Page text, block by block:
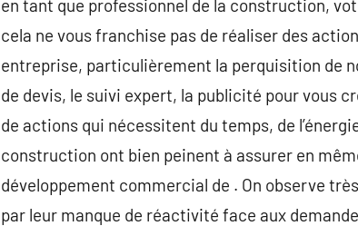
en tant que professionnel de la construction,
cela ne vous franchise pas de réaliser des
entreprise, particulièrement la perquisition de
de devis, le suivi expert, la publicité pour vous
de actions qui nécessitent du temps, de
construction ont bien peinent à assurer en
développement commercial de . On observe
par leur manque de réactivité face aux